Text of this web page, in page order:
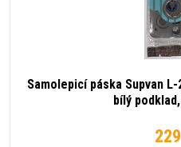
Samolepicí páska Supvan
bílý